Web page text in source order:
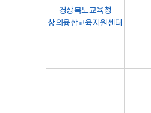
경상북도교육청
창의융합교육지원센터